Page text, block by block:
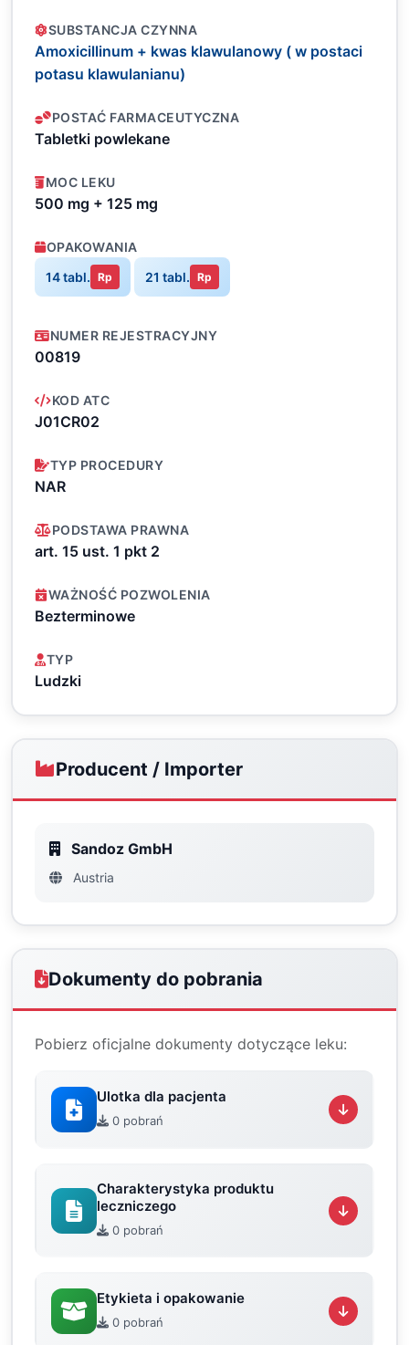
SUBSTANCJA CZYNNA
Amoxicillinum + kwas klawulanowy ( w postaci
potasu klawulanianu)
POSTAĆ FARMACEUTYCZNA
Tabletki powlekane
MOC LEKU
500 mg + 125 mg
OPAKOWANIA
14 tabl. Rp 21 tabl. Rp
NUMER REJESTRACYJNY
00819
KOD ATC
J01CR02
TYP PROCEDURY
NAR
PODSTAWA PRAWNA
art. 15 ust. 1 pkt 2
WAŻNOŚĆ POZWOLENIA
Bezterminowe
TYP
Ludzki
Producent / Importer
Sandoz GmbH
Austria
Dokumenty do pobrania
Pobierz oficjalne dokumenty dotyczące leku:
Ulotka dla pacjenta
0 pobrań
Charakterystyka produktu
leczniczego
0 pobrań
Etykieta i opakowanie
0 pobrań